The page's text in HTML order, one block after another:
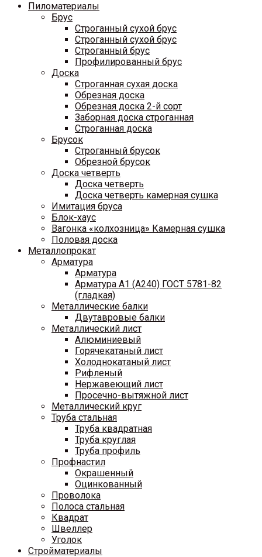
Пиломатериалы
Брус
Строганный сухой брус
Строганный сухой брус
Строганный брус
Профилированный брус
Доска
Строганная сухая доска
Обрезная доска
Обрезная доска 2-й сорт
Заборная доска строганная
Строганная доска
Брусок
Строганный брусок
Обрезной брусок
Доска четверть
Доска четверть
Доска четверть камерная сушка
Имитация бруса
Блок-хаус
Вагонка «колхозница» Камерная сушка
Половая доска
Металлопрокат
Арматура
Арматура
Арматура A1 (A240) ГОСТ 5781-82
(гладкая)
Металлические балки
Двутавровые балки
Металлический лист
Алюминиевый
Горячекатаный лист
Холоднокатаный лист
Рифленый
Нержавеющий лист
Просечно-вытяжной лист
Металлический круг
Труба стальная
Труба квадратная
Труба круглая
Труба профиль
Профнастил
Окрашенный
Оцинкованный
Проволока
Полоса стальная
Квадрат
Швеллер
Уголок
Стройматериалы